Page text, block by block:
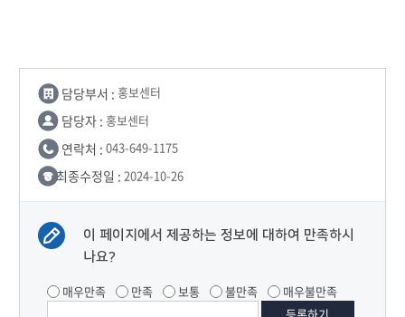
담당부서 : 홍보센터
담당자 : 홍보센터
연락처 : 043-649-1175
최종수정일 : 2024-10-26
이 페이지에서 제공하는 정보에 대하여 만족하시
나요?
매우만족 만족 보통 불만족 매우불만족